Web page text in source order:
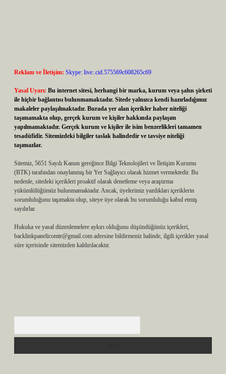
Reklam ve İletişim: Skype: live:.cid.575569c608265c69
Yasal Uyarı: Bu internet sitesi, herhangi bir marka, kurum veya şahıs şirketi
ile hiçbir bağlantısı bulunmamaktadır. Sitede yalnızca kendi hazırladığımız
makaleler paylaşılmaktadır. Burada yer alan içerikler haber niteliği
taşımamakta olup, gerçek kurum ve kişiler hakkında paylaşım
yapılmamaktadır. Gerçek kurum ve kişiler ile isim benzerlikleri tamamen
tesadüfidir. Sitemizdeki bilgiler taslak halindedir ve tavsiye niteliği
taşımazlar.
Sitemiz, 5651 Sayılı Kanun gereğince Bilgi Teknolojileri ve İletişim Kurumu
(BTK) tarafından onaylanmış bir Yer Sağlayıcı olarak hizmet vermektedir. Bu
nedenle, sitedeki içerikleri proaktif olarak denetleme veya araştırma
yükümlülüğümüz bulunmamaktadır. Ancak, üyelerimiz yazdıkları içeriklerin
sorumluluğunu taşımakta olup, siteye üye olarak bu sorumluluğu kabul etmiş
sayılırlar.
Hukuka ve yasal düzenlemelere aykırı olduğunu düşündüğünüz içerikleri,
backlinkpanelicomtr@gmail.com adresine bildirmeniz halinde, ilgili içerikler yasal
süre içerisinde sitemizden kaldırılacaktır.